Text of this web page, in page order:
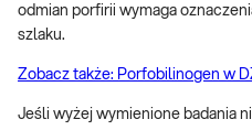
odmian porfirii wymaga
szlaku.
Zobacz także: Porfobilinogen w
Jeśli wyżej wymienione badania